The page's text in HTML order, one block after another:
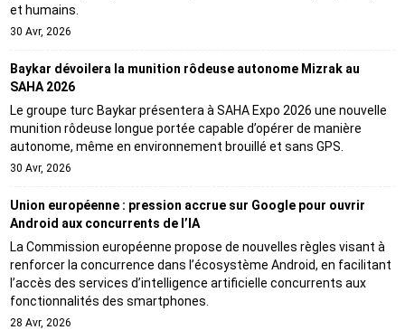
et humains.
30 Avr, 2026
Baykar dévoilera la munition rôdeuse autonome Mizrak au
SAHA 2026
Le groupe turc Baykar présentera à SAHA Expo 2026 une nouvelle
munition rôdeuse longue portée capable d’opérer de manière
autonome, même en environnement brouillé et sans GPS.
30 Avr, 2026
Union européenne : pression accrue sur Google pour ouvrir
Android aux concurrents de l’IA
La Commission européenne propose de nouvelles règles visant à
renforcer la concurrence dans l’écosystème Android, en facilitant
l’accès des services d’intelligence artificielle concurrents aux
fonctionnalités des smartphones.
28 Avr, 2026